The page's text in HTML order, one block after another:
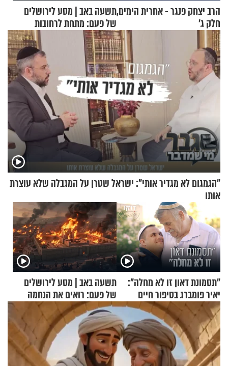
הרב יצחק פנגר - אחרית הימים,
חלק ג’
תשעה באב | מסע לירושלים
של פעם: מתחת לרחובות
ירושלים
"הגמגום לא מגדיר אותי": ישראל שטרן על המגבלה שלא עוצרת
אותו
"תסמונת דאון זו לא מחלה":
יאיר פומברג בסיפור חיים
מעורר השראה
תשעה באב | מסע לירושלים
של פעם: רואים את הנחמה